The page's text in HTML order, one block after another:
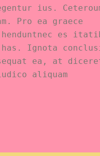
ius.
Pro ea graece
es
Ignota
ea, at
aliquam